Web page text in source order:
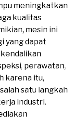
meningkatkan
kualitas
mesin ini
yang dapat
perawatan,
karena itu,
satu langkah
industri.